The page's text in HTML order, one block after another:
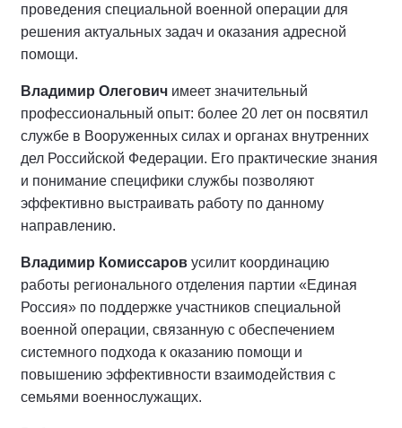
проведения специальной военной операции для
решения актуальных задач и оказания адресной
помощи.
Владимир Олегович имеет значительный
профессиональный опыт: более 20 лет он посвятил
службе в Вооруженных силах и органах внутренних
дел Российской Федерации. Его практические знания
и понимание специфики службы позволяют
эффективно выстраивать работу по данному
направлению.
Владимир Комиссаров усилит координацию
работы регионального отделения партии «Единая
Россия» по поддержке участников специальной
военной операции, связанную с обеспечением
системного подхода к оказанию помощи и
повышению эффективности взаимодействия с
семьями военнослужащих.